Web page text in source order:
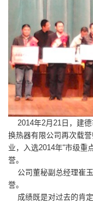
2014年2月21日，建德
换热器有限公司再次载
业，入选2014年“市级重
誉。
公司董秘副总经理崔
誉。
成绩既是对过去的肯